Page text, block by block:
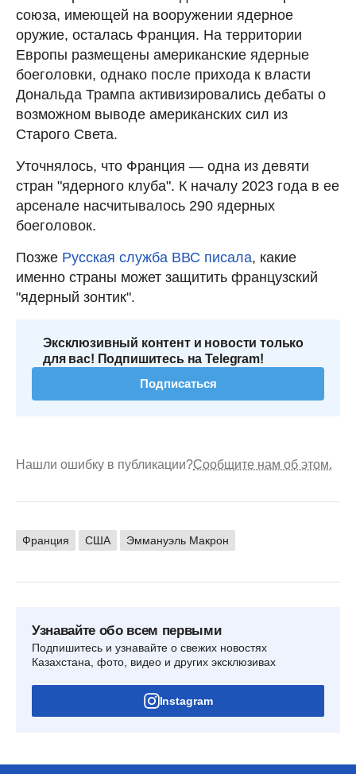
союза, имеющей на вооружении ядерное
оружие, осталась Франция. На территории
Европы размещены американские ядерные
боеголовки, однако после прихода к власти
Дональда Трампа активизировались дебаты о
возможном выводе американских сил из
Старого Света.
Уточнялось, что Франция — одна из девяти
стран "ядерного клуба". К началу 2023 года в ее
арсенале насчитывалось 290 ядерных
боеголовок.
Позже Русская служба ВВС писала, какие
именно страны может защитить французский
"ядерный зонтик".
Эксклюзивный контент и новости только
для вас! Подпишитесь на Telegram!
Подписаться
Нашли ошибку в публикации?Сообщите нам об этом.
Франция США Эммануэль Макрон
Узнавайте обо всем первыми
Подпишитесь и узнавайте о свежих новостях
Казахстана, фото, видео и других эксклюзивах
Instagram